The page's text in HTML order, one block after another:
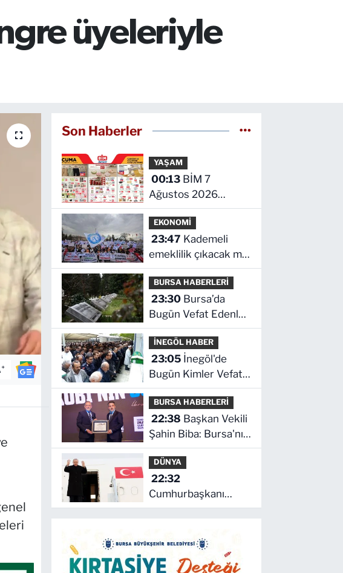
üyeleriyle
+
Son Haberler
YAŞAM
00:13
Ağustos 2026
kataloğu yayımlandı!
İşte indirimli ürünler
ve fiyatları
EKONOMİ
23:47
emeklilik çıkacak mı?
Kademeli emeklilikte
son durum ne!
BURSA HABERLERİ
23:30
Bugün Vefat Edenler
Kimler? | 06 Ağustos
2026 Perşembe
İNEGÖL HABER
23:05
Bugün Kimler Vefat
Etti? | 06 Ağustos
2026 Perşembe
BURSA HABERLERİ
22:38
Şahin Biba: Bursa'nın
geleceğini bütüncül
anlayışla planlıyoruz
DÜNYA
22:32
Cumhurbaşkanı
Erdoğan, Suudi